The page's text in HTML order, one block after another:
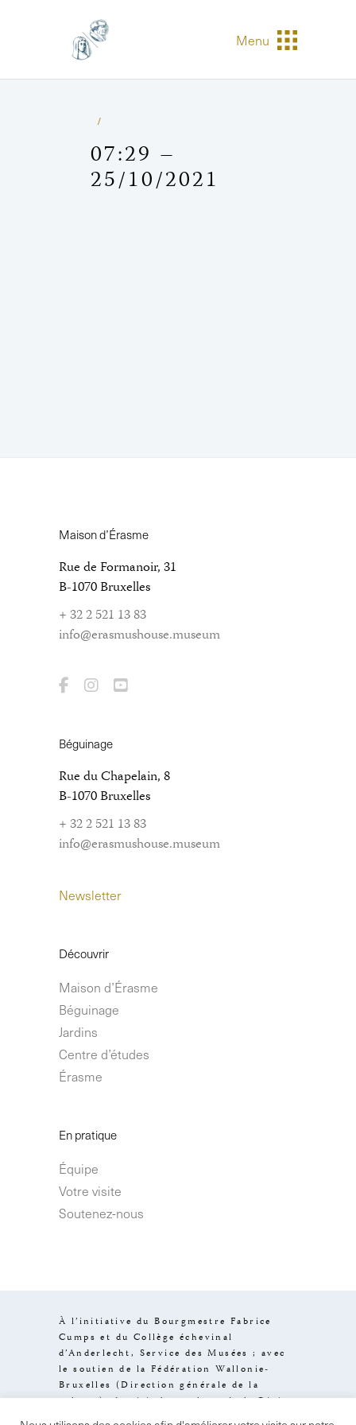
Menu
07:29 –
25/10/2021
Maison d’Érasme
Rue de Formanoir, 31
B-1070 Bruxelles
+ 32 2 521 13 83
info@erasmushouse.museum
Béguinage
Rue du Chapelain, 8
B-1070 Bruxelles
+ 32 2 521 13 83
info@erasmushouse.museum
Newsletter
Découvrir
Maison d’Érasme
Béguinage
Jardins
Centre d’études
Érasme
En pratique
Équipe
Votre visite
Soutenez-nous
À l’initiative du Bourgmestre Fabrice
Cumps et du Collège échevinal
d’Anderlecht, Service des Musées ; avec
le soutien de la Fédération Wallonie-
Bruxelles (Direction générale de la
culture), de visit.brussels et de la Région
de Bruxelles-Capitale.